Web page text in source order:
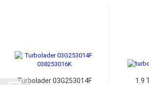
Turbolader 03G253014F
1.9